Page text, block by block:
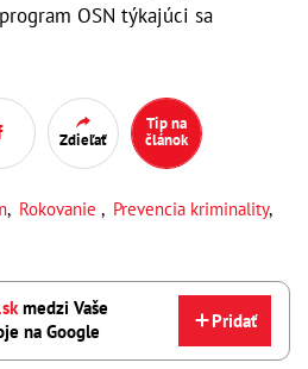
OSN týkajúci sa
Zdieľať
Tip na
článok
, Rokovanie , Prevencia kriminality,
medzi Vaše
na Google
Pridať